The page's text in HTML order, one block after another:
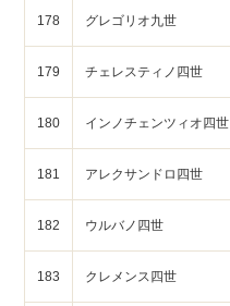
178 グレゴリオ九世
179 チェレスティノ四世
180 インノチェンツィオ四世
181 アレクサンドロ四世
182 ウルバノ四世
183 クレメンス四世